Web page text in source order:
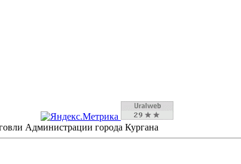
Администрации города Кургана